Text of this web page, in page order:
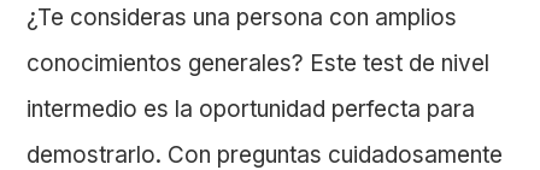
¿Te consideras una persona con amplios
conocimientos generales? Este test de nivel
intermedio es la oportunidad perfecta para
demostrarlo. Con preguntas cuidadosamente